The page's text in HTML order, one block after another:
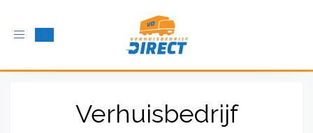
Schakel
Verhuisbedrijf